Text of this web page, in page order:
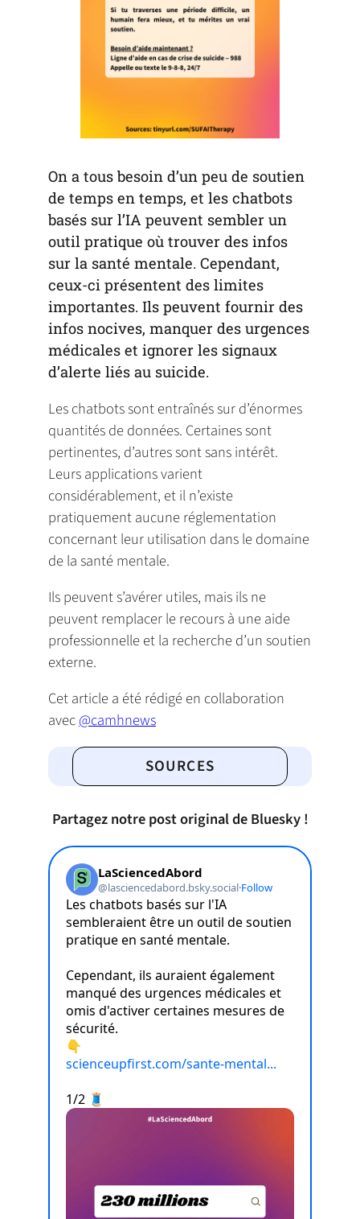
On a tous besoin d’un peu de soutien
de temps en temps, et les chatbots
basés sur l’IA peuvent sembler un
outil pratique où trouver des infos
sur la santé mentale. Cependant,
ceux-ci présentent des limites
importantes. Ils peuvent fournir des
infos nocives, manquer des urgences
médicales et ignorer les signaux
d’alerte liés au suicide.
Les chatbots sont entraînés sur d’énormes
quantités de données. Certaines sont
pertinentes, d’autres sont sans intérêt.
Leurs applications varient
considérablement, et il n’existe
pratiquement aucune réglementation
concernant leur utilisation dans le domaine
de la santé mentale.
Ils peuvent s’avérer utiles, mais ils ne
peuvent remplacer le recours à une aide
professionnelle et la recherche d’un soutien
externe.
Cet article a été rédigé en collaboration
avec@camhnews
SOURCES
Partagez notre post original de Bluesky !